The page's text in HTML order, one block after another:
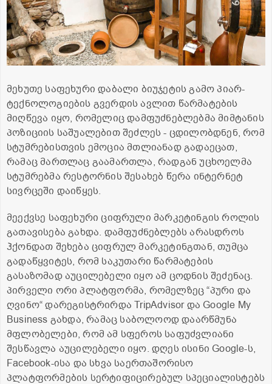
მეხუთე საფეხური დაბალი ბიუჯეტის გამო პიარ-
ტექნოლოგიების გვერდის ავლით წარმატების
მიღწევა იყო, რომელიც დამფუძნებლებმა მიმტანის
პოზიციის საშუალებით შეძლეს - ცდილობდნენ, რომ
სტუმრებისთვის ემოცია მთლიანად გადაეცათ,
რამაც მართლაც გაამართლა, რადგან უცხოელმა
სტუმრებმა რესტორნის შესახებ წერა ინტერნეტ
სივრცეში დაიწყეს.
მეექვსე საფეხური ციფრული მარკეტინგის როლის
გათავისება გახდა. დამფუძნებლებს არასდროს
ჰქონდათ შეხება ციფრულ მარკეტინგთან, თუმცა
გადაწყვიტეს, რომ საკუთარი წარმატების
გასაზომად აუცილებელი იყო ამ ცოდნის შეძენაც.
პირველი ორი პლატფორმა, რომელზეც “პური და
ღვინო“ დარეგისტრირდა TripAdvisor და Google My
Business გახდა, რამაც საბოლოოდ დაარწმუნა
მფლობელები, რომ ამ სფეროს საფუძვლიანი
შესწავლა აუცილებელი იყო. დღეს ისინი Google-ს,
Facebook-ისა და სხვა საერთაშორისო
პლატფორმების სერტიფიცირებულ სპეციალისტებს